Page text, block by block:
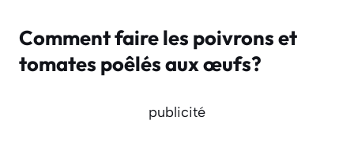
Comment faire les poivrons et
tomates poêlés aux œufs?
publicité